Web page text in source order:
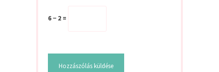
6 − 2 =